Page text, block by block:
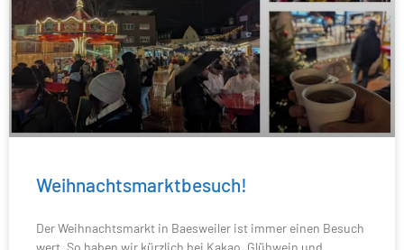
Weihnachtsmarktbesuch!
Der Weihnachtsmarkt in Baesweiler ist immer einen Besuch
wert. So haben wir kürzlich bei Kakao, Glühwein und